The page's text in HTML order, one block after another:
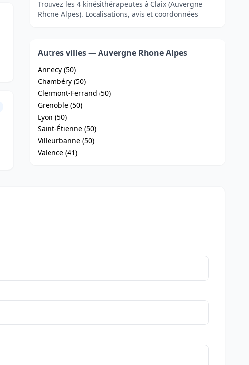
Trouvez les 4 kinésithérapeutes à Claix (Auvergne
Rhone Alpes). Localisations, avis et coordonnées.
Autres villes — Auvergne Rhone Alpes
Annecy (50)
Chambéry (50)
Clermont-Ferrand (50)
Grenoble (50)
Lyon (50)
Saint-Étienne (50)
Villeurbanne (50)
Valence (41)